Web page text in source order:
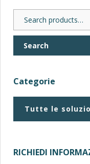
Search
for:
Search
Categorie
Tutte le
RICHIEDI